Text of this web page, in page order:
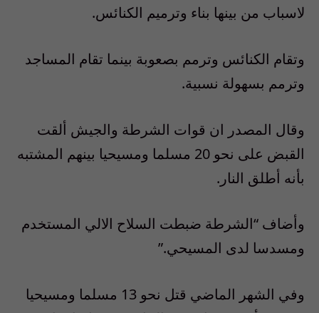
لاسباب من بينها بناء وترميم الكنائس.
وتقام الكنائس وترمم بصعوبة بينما تقام المساجد
وترمم بسهولة نسبية.
وقال المصدر ان قوات الشرطة والجيش ألقت
القبض على نحو 20 مسلما ومسيحيا بينهم المشتبه
بأنه أطلق النار.
وأضاف “الشرطة ضبطت السلاح الالي المستخدم
ومسدسا لدى المسيحي.”
وفي الشهر الماضي قتل نحو 13 مسلما ومسيحيا